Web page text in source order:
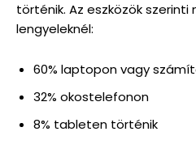
történik. Az eszközök szerinti
lengyeleknél:
60% laptopon vagy
32% okostelefonon
8% tableten történik